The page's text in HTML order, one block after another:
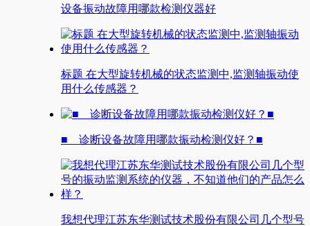
设备振动故障用哪款检测仪器好
标题 在大型旋转机械的状态监测中,监测轴振动使
用什么传感器？
■ 诊断设备故障用哪款振动检测仪好？■
我想代理江苏东华测试技术股份有限公司几个型号